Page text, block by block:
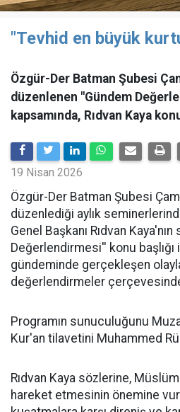
"Tevhid en büyük
Özgür-Der Batman Şubesi
düzenlenen "Gündem
kapsamında, Rıdvan Kaya
19 Nisan 2026
​Özgür-Der Batman Şubesi
düzenlediği aylık
Genel Başkanı Rıdvan
Değerlendirmesi'' konu başlığı
gündeminde gerçekleşen
değerlendirmeler
Programın sunuculuğunu
Kur'an tilavetini Muhammed
Rıdvan Kaya sözlerine,
hareket etmesinin önemine